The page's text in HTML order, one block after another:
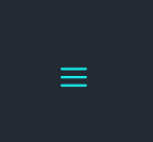
Menu